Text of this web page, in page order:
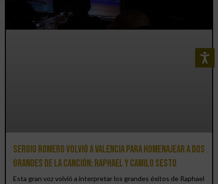
Sergio Romero volvió a Valencia para homenajear a dos
grandes de la canción: Raphael y Camilo Sesto
Esta gran voz volvió a interpretar los grandes éxitos de Raphael